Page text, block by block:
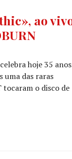
ao
hoje 35
uma das raras
tocaram o disco de
«Gothic», ao